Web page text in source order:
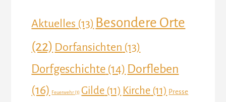
Aktuelles (13) Besondere Orte
(22) Dorfansichten (13)
Dorfgeschichte (14) Dorfleben
(16) Feuerwehr(3) Gilde (11) Kirche (11) Presse